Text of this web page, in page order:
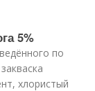
5%
по
хлористый